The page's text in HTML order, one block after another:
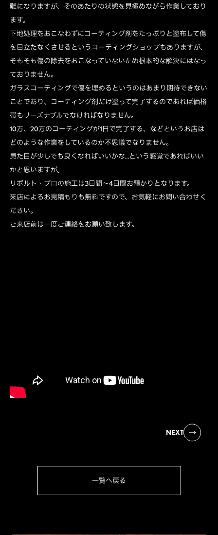
難になりますが、そのあたりの状態を見極めながら作業しており
ます。
下地処理をおこなわずにコーティング剤をたっぷりと塗布して傷
を目立たなくさせるというコーティングショップもありますが、
そもそも傷の除去をおこなっていないため根本的な解決にはなっ
ておりません。
ガラスコーティングで傷を埋めるというのはあまり期待できない
ことであり、コーティング剤だけ塗って完了するのであれば価格
帯もリーズナブルでなければなりません。
10万、20万のコーティングが1日で完了する、などというお店は
どのような作業をしているのか不思議でなりません。
見た目が少しでも良くなればいいかな…という感覚であればいい
かと思いますが。
リボルト・プロの施工は3日間～4日間お預かりとなります。
来店によるお見積もりも無料ですので、お気軽にお問い合わせく
ださい。
ご来店前は一度ご連絡をお願い致します。
NEXT
一覧へ戻る